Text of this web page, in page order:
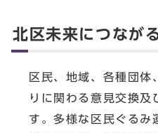
北区未来につなが
区民、地域、各種団体
りに関わる意見交換及
す。多様な区民ぐるみ